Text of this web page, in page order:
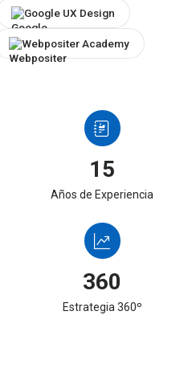
Google UX Design
Webpositer Academy
15
Años de Experiencia
360
Estrategia 360º